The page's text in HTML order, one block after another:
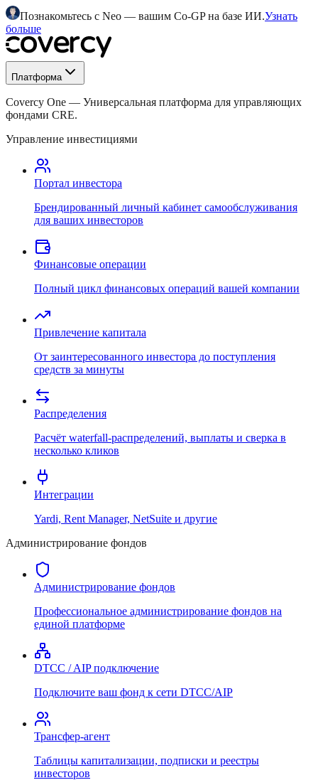
Познакомьтесь с Neo — вашим Co-GP на базе ИИ.Узнать
больше
Платформа
Covercy One — Универсальная платформа для управляющих
фондами CRE.
Управление инвестициями
Портал инвестора
Брендированный личный кабинет самообслуживания
для ваших инвесторов
Финансовые операции
Полный цикл финансовых операций вашей компании
Привлечение капитала
От заинтересованного инвестора до поступления
средств за минуты
Распределения
Расчёт waterfall-распределений, выплаты и сверка в
несколько кликов
Интеграции
Yardi, Rent Manager, NetSuite и другие
Администрирование фондов
Администрирование фондов
Профессиональное администрирование фондов на
единой платформе
DTCC / AIP подключение
Подключите ваш фонд к сети DTCC/AIP
Трансфер-агент
Таблицы капитализации, подписки и реестры
инвесторов